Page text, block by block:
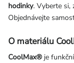
hodinky. Vyberte si,
Objednávejte
O materiálu
CoolMax®je